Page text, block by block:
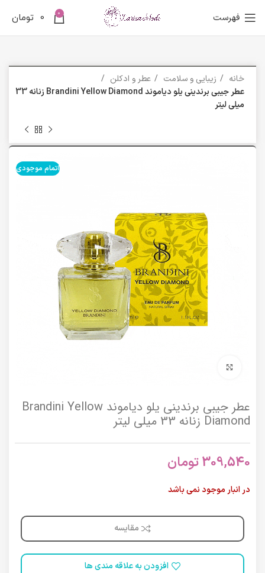
فهرست 0
0 تومان
خانه زیبایی و سلامت
عطر و ادکلن
عطر جیبی برندینی یلو دیاموند Brandini Yellow Diamond زنانه 33
میلی لیتر
اتمام موجودی
عطر جیبی برندینی یلو دیاموند Brandini Yellow
Diamond زنانه 33 میلی لیتر
309,540تومان
در انبار موجود نمی باشد
مقایسه
افزودن به علاقه مندی ها